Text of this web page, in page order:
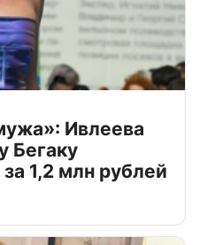
Ивлеева
Бегаку
1,2 млн рублей